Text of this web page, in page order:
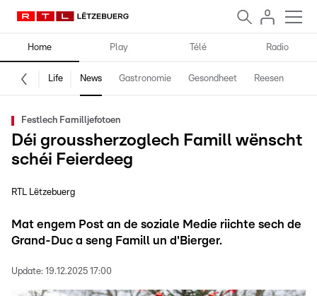
Home Play Télé Radio
Life News Gastronomie Gesondheet Reesen
Festlech Familljefotoen
Déi groussherzoglech Famill wënscht
schéi Feierdeeg
RTL Lëtzebuerg
Mat engem Post an de soziale Medie riichte sech de
Grand-Duc a seng Famill un d'Bierger.
Update: 19.12.2025 17:00